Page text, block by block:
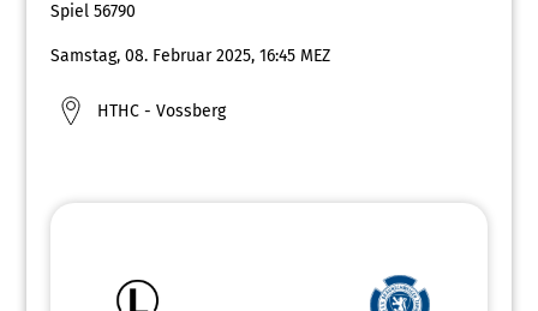
Spiel 56790
Samstag, 08. Februar 2025, 16:45 MEZ
HTHC - Vossberg